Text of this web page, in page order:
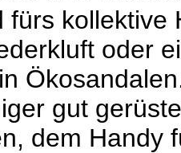
fürs
oder
gut
dem Handy